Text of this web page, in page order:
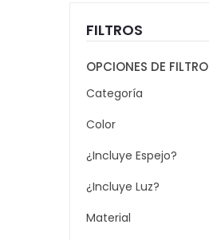
FILTROS
OPCIONES DE FILTRO
Categoría
Color
¿Incluye Espejo?
¿Incluye Luz?
Material